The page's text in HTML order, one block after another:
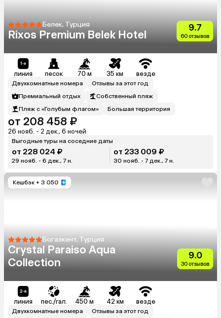
Белек, Турция
Rixos Premium Belek Hotel
9.7
60 отзывов
линия песок 70 м 35 км везде
Двухкомнатные номера
Отзывы за этот год
Премиальный отдых
Собственный пляж
Пляж с «Голубым флагом»
Большая территория
от 208 458 ₽
26 нояб. - 2 дек., 6 ночей
Выгодные туры на соседние даты
от 228 024 ₽
29 нояб. - 6 дек., 7 н.
от 233 009 ₽
30 нояб. - 7 дек., 7 н.
Кешбэк + 3 050
Богазкент, Турция
Crystal Paraiso Aqua
Collection
9.0
30 отзывов
линия пес./гал. 450 м 42 км везде
Двухкомнатные номера Отзывы за этот год